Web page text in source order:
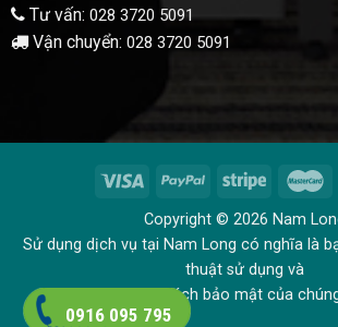
Tư vấn: 028 3720 5091
Vận chuyển: 028 3720 5091
Copyright © 2026 Nam
Sử dụng dịch vụ tại Nam Long có nghĩa là
thuật sử dụng và
Chính sách bảo mật của
0916 095 795